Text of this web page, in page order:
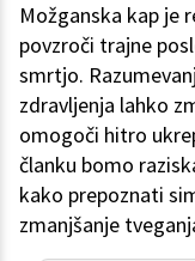
Možganska kap je
povzroči trajne
smrtjo.
zdravljenja lahko
omogoči hitro
članku bomo
kako prepoznati
zmanjšanje